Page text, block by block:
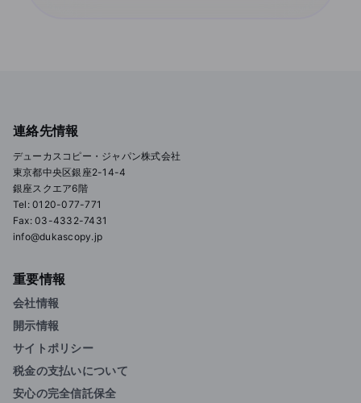
連絡先情報
デューカスコピー・ジャパン株式会社
東京都中央区銀座2-14-4
銀座スクエア6階
Tel: 0120-077-771
Fax: 03-4332-7431
info@dukascopy.jp
重要情報
会社情報
開示情報
サイトポリシー
税金の支払いについて
安心の完全信託保全